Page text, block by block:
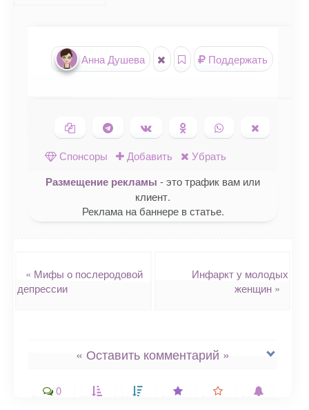
Анна Душева Поддержать
Копировать ссылкуПоделиться в Telegram
Поделиться ВКонтакте
Поделиться в
Одноклассниках
Поделиться в
WhatsApp
в X
Спонсоры
Добавить Убрать
Размещение рекламы - это трафик вам или
клиент.
Реклама на баннере в статье.
« Мифы о послеродовой
депрессии
Инфаркт у молодых
женщин »
« Оставить комментарий »
0